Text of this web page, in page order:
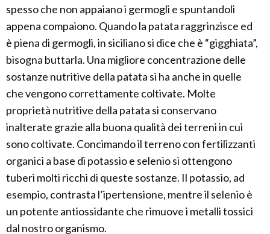
spesso che non appaiano i germogli e spuntandoli
appena compaiono. Quando la patata raggrinzisce ed
è piena di germogli, in siciliano si dice che è “gigghiata”,
bisogna buttarla. Una migliore concentrazione delle
sostanze nutritive della patata si ha anche in quelle
che vengono correttamente coltivate. Molte
proprietà nutritive della patata si conservano
inalterate grazie alla buona qualità dei terreni in cui
sono coltivate. Concimando il terreno con fertilizzanti
organici a base di potassio e selenio si ottengono
tuberi molti ricchi di queste sostanze. Il potassio, ad
esempio, contrasta l’ipertensione, mentre il selenio è
un potente antiossidante che rimuove i metalli tossici
dal nostro organismo.